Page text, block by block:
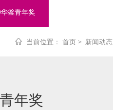
釜青年奖
当前位置： 首页 > 新闻动态
年奖